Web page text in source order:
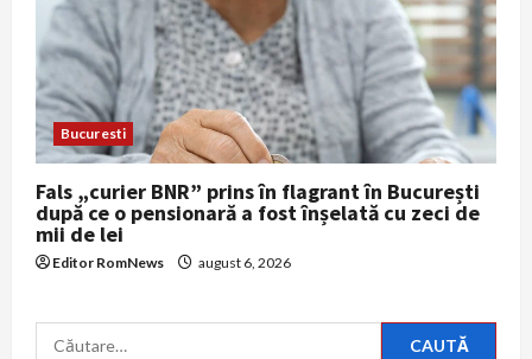
Bucuresti
Fals „curier BNR” prins în flagrant în București
după ce o pensionară a fost înșelată cu zeci de
mii de lei
Editor RomNews august 6, 2026
Caută